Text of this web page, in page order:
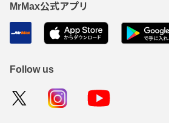
MrMax公式アプリ
Follow us